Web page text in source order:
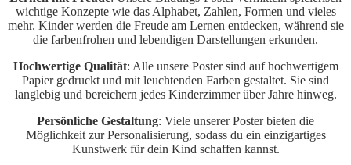
wichtige Konzepte wie das Alphabet, Zahlen, Formen und vieles
mehr. Kinder werden die Freude am Lernen entdecken, während sie
die farbenfrohen und lebendigen Darstellungen erkunden.
Hochwertige Qualität: Alle unsere Poster sind auf hochwertigem
Papier gedruckt und mit leuchtenden Farben gestaltet. Sie sind
langlebig und bereichern jedes Kinderzimmer über Jahre hinweg.
Persönliche Gestaltung: Viele unserer Poster bieten die
Möglichkeit zur Personalisierung, sodass du ein einzigartiges
Kunstwerk für dein Kind schaffen kannst.